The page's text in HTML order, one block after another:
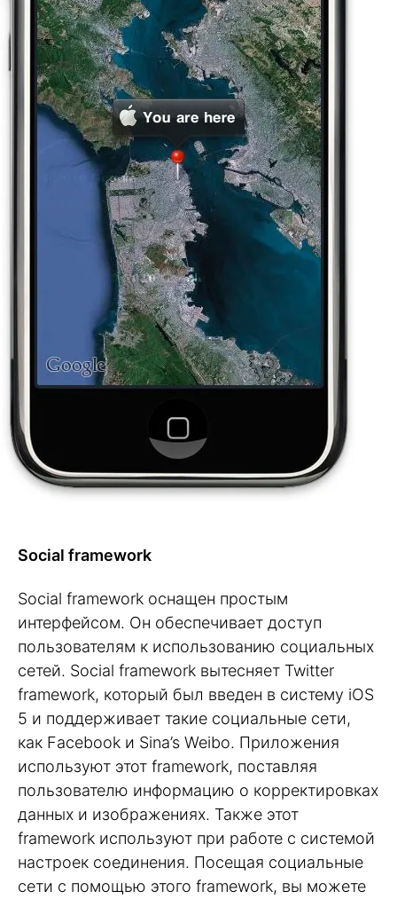
Social framework
Social framework оснащен простым
интерфейсом. Он обеспечивает доступ
пользователям к использованию социальных
сетей. Social framework вытесняет Twitter
framework, который был введен в систему iOS
5 и поддерживает такие социальные сети,
как Facebook и Sina’s Weibo. Приложения
используют этот framework, поставляя
пользователю информацию о корректировках
данных и изображениях. Также этот
framework используют при работе с системой
настроек соединения. Посещая социальные
сети с помощью этого framework, вы можете